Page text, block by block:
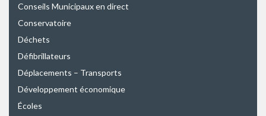
Conseils Municipaux en direct
Conservatoire
Déchets
Défibrillateurs
Déplacements – Transports
Développement économique
Écoles